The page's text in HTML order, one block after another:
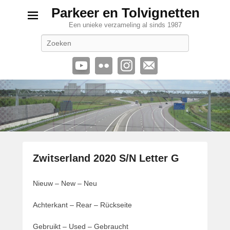
Parkeer en Tolvignetten
Een unieke verzameling al sinds 1987
Zwitserland 2020 S/N Letter G
e
l
Nieuw – New – Neu
Achterkant – Rear – Rückseite
Gebruikt – Used – Gebraucht